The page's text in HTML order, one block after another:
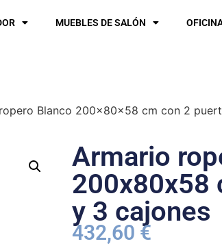
MUEBLES DE SALÓN
Blanco 200x80x58 cm con 2
Armario
200x80x58
y 3 cajones
432,60 €